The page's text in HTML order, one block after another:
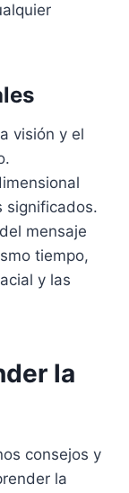
visión y el
significados.
mensaje
tiempo,
y las
la
consejos y
la